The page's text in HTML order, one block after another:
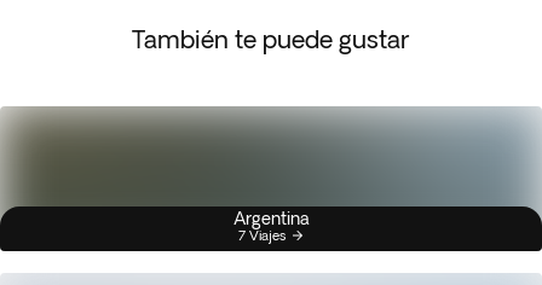
También te puede gustar
Argentina
7 Viajes